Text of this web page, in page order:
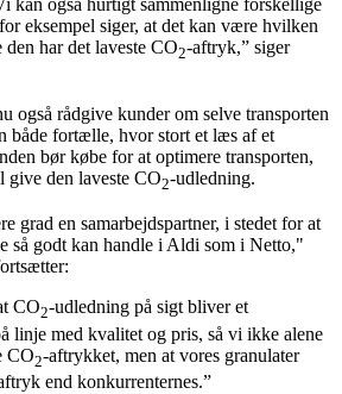
kan også hurtigt sammenligne forskellige
eksempel siger, at det kan være hvilken
har det laveste CO2-aftryk,” siger
også rådgive kunder om selve transporten
både fortælle, hvor stort et læs af et
bør købe for at optimere transporten,
den laveste CO2-udledning.
grad en samarbejdspartner, i stedet for at
så godt kan handle i Aldi som i Netto,"
CO2-udledning på sigt bliver et
linje med kvalitet og pris, så vi ikke alene
CO2-aftrykket, men at vores granulater
end konkurrenternes.”